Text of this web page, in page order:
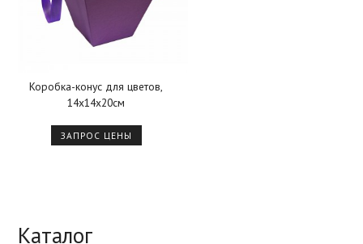
Коробка-конус для цветов,
14х14х20см
ЗАПРОС ЦЕНЫ
Каталог